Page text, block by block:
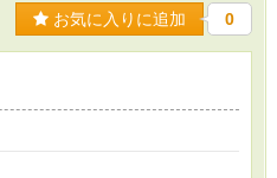
お気に入りに追加 0